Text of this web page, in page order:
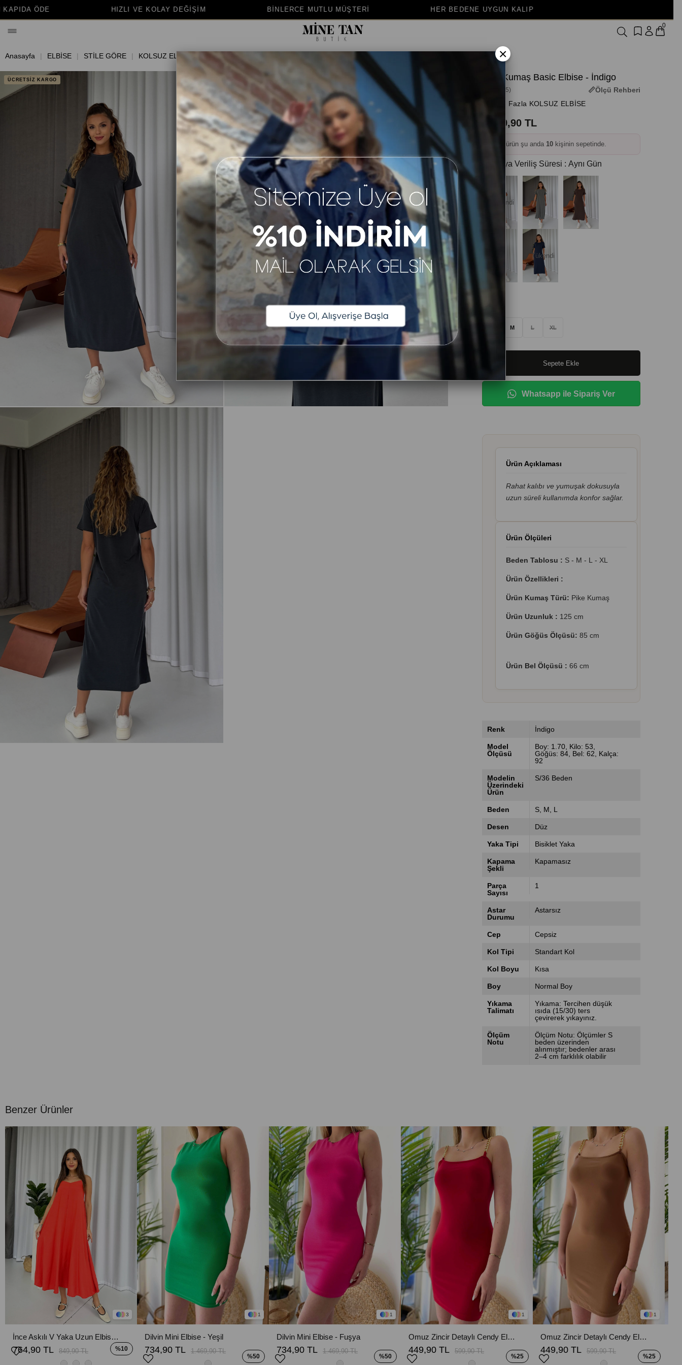
HIZLI VE KOLAY DEĞİŞİM BİNLERCE MUTLU MÜŞTERİ HER BEDENE UYGUN KALIP
0
Anasayfa ELBİSE STİLE GÖRE KOLSUZ ELBİSE
ÜCRETSİZ KARGO Pike Kumaş Basic Elbise - İndigo
(3M-3815)
Ölçü Rehberi
+ Daha Fazla KOLSUZ ELBİSE
1.199,90 TL
Bu ürün şu anda 10kişinin sepetinde.
Kargoya Veriliş Süresi : Aynı Gün
Tükendi
Tükendi
M L XL
Whatsapp ile Sipariş Ver
Ürün Açıklaması
Rahat kalıbı ve yumuşak dokusuyla
uzun süreli kullanımda konfor sağlar.
Ürün Ölçüleri
Beden Tablosu : S - M - L - XL
Ürün Özellikleri :
Ürün Kumaş Türü: Pike Kumaş
Ürün Uzunluk : 125 cm
Ürün Göğüs Ölçüsü: 85 cm
Ürün Bel Ölçüsü : 66 cm
Renk İndigo
Model
Ölçüsü
Boy: 1.70, Kilo: 53,
Göğüs: 84, Bel: 62, Kalça:
92
Modelin
Üzerindeki
Ürün
S/36 Beden
Beden S M L
Desen Düz
Yaka Tipi Bisiklet Yaka
Kapama
Şekli
Kapamasız
Parça
Sayısı
1
Astar
Durumu
Astarsız
Cep Cepsiz
Kol Tipi Standart Kol
Kol Boyu Kısa
Boy Normal Boy
Yıkama
Talimatı
Yıkama: Tercihen düşük
ısıda (15/30) ters
çevirerek yıkayınız.
Ölçüm
Notu
Ölçüm Notu: Ölçümler S
beden üzerinden
alınmıştır; bedenler arası
2–4 cm farklılık olabilir
Benzer Ürünler
3
İnce Askılı V Yaka Uzun Elbise - Nar Çiçeği
764,90 TL 849,90 TL %10
1
Dilvin Mini Elbise - Yeşil
734,90 TL 1.469,90 TL
%50
1
Dilvin Mini Elbise - Fuşya
734,90 TL 1.469,90 TL
%50
1
Omuz Zincir Detaylı Cendy Elbise - Kırmızı
449,90 TL 599,90 TL
%25
1
Omuz Zincir Detaylı Cendy Elbise - Kahverengi
449,90 TL 599,90 TL
%25
×